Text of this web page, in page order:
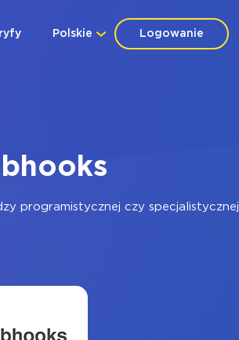
Logowanie
Polskie
programistycznej czy specjalistycznej.